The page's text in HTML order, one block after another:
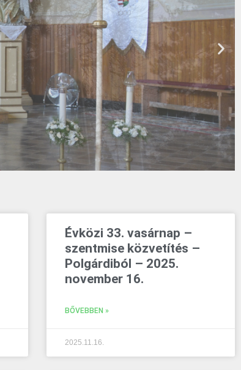
Évközi 33. vasárnap –
szentmise közvetítés –
Polgárdiból – 2025.
november 16.
BŐVEBBEN »
2025.11.16.